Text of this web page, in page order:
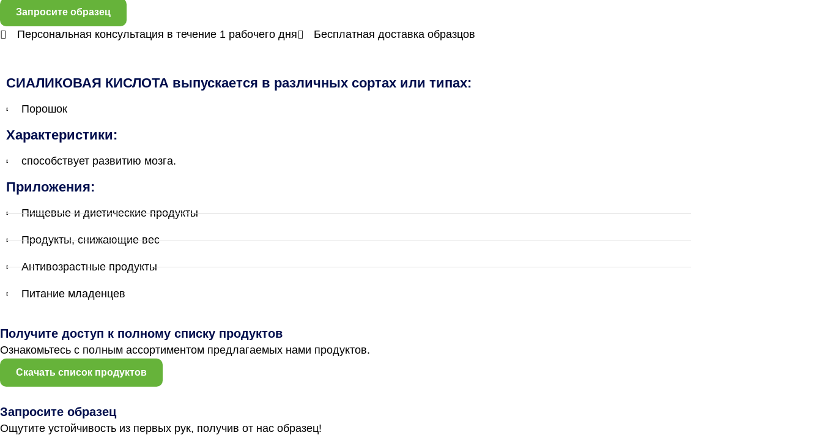
Запросите образец
Персональная консультация в течение 1 рабочего дня Бесплатная доставка образцов
СИАЛИКОВАЯ КИСЛОТА выпускается в различных сортах или типах:
Порошок
Характеристики:
способствует развитию мозга.
Приложения:
Пищевые и диетические продукты
Продукты, снижающие вес
Антивозрастные продукты
Питание младенцев
Получите доступ к полному списку продуктов
Ознакомьтесь с полным ассортиментом предлагаемых нами продуктов.
Скачать список продуктов
Запросите образец
Ощутите устойчивость из первых рук, получив от нас образец!